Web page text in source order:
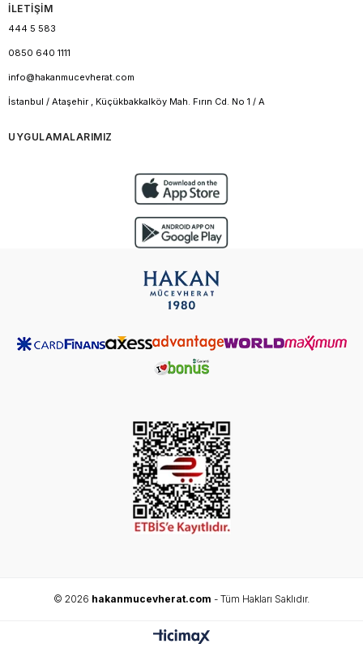
İLETİŞİM
444 5 583
0850 640 1111
info@hakanmucevherat.com
İstanbul / Ataşehir , Küçükbakkalköy Mah. Fırın Cd. No 1 / A
UYGULAMALARIMIZ
© 2026 hakanmucevherat.com - Tüm Hakları Saklıdır.